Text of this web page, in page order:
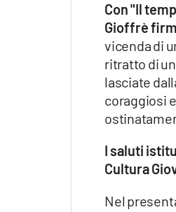
Con "Il
Gioffrè
vicenda di
ritratto di
lasciate
coraggiosi
I saluti
Cultura
Nel